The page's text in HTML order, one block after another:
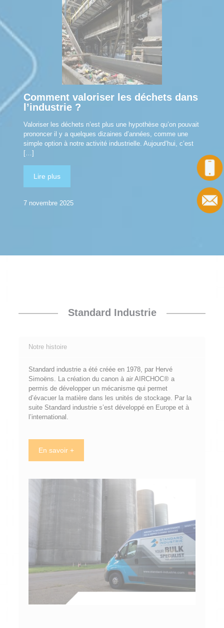
Comment valoriser les déchets dans
l’industrie ?
Valoriser les déchets n’est plus une hypothèse qu’on pouvait
prononcer il y a quelques dizaines d’années, comme une
simple option à notre activité industrielle. Aujourd’hui, c’est
[…]
Lire plus
7 novembre 2025
Standard Industrie
Notre histoire
Standard industrie a été créée en 1978, par Hervé
Simoëns. La création du canon à air AIRCHOC® a
permis de développer un mécanisme qui permet
d’évacuer la matière dans les unités de stockage. Par la
suite Standard industrie s’est développé en Europe et à
l’international.
En savoir +
Contact